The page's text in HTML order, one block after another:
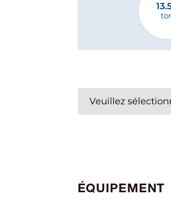
Veuillez
ÉQUIPEMENT